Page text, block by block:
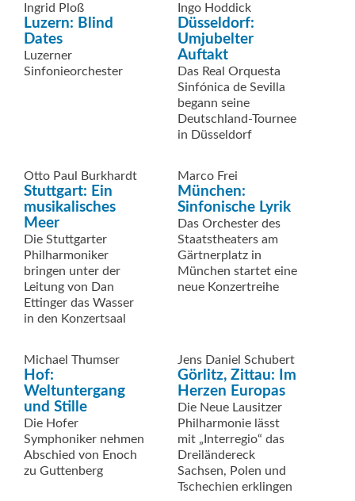
Ingrid Ploß
Luzern: Blind
Dates
Luzerner
Sinfonieorchester
Ingo Hoddick
Düsseldorf:
Umjubelter
Auftakt
Das Real Orquesta
Sinfónica de Sevilla
begann seine
Deutschland-Tournee
in Düsseldorf
Otto Paul Burkhardt
Stuttgart: Ein
musikalisches
Meer
Die Stuttgarter
Philharmoniker
bringen unter der
Leitung von Dan
Ettinger das Wasser
in den Konzertsaal
Marco Frei
München:
Sinfonische Lyrik
Das Orchester des
Staatstheaters am
Gärtnerplatz in
München startet eine
neue Konzertreihe
Michael Thumser
Hof:
Weltuntergang
und Stille
Die Hofer
Symphoniker nehmen
Abschied von Enoch
zu Guttenberg
Jens Daniel Schubert
Görlitz, Zittau: Im
Herzen Europas
Die Neue Lausitzer
Philharmonie lässt
mit „Interregio“ das
Dreiländereck
Sachsen, Polen und
Tschechien erklingen